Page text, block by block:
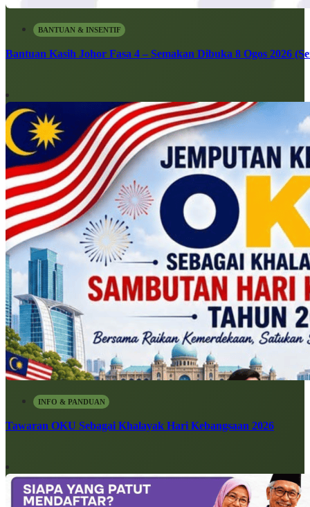
BANTUAN & INSENTIF
Bantuan Kasih Johor Fasa 4 – Semakan Dibuka 8 Ogos 2026
INFO & PANDUAN
Tawaran OKU Sebagai Khalayak Hari Kebangsaan 2026